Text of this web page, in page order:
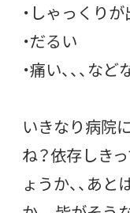
・しゃっくりが
・だるい
・痛い、、、など
いきなり病院
ね？依存しき
ょうか、、あ